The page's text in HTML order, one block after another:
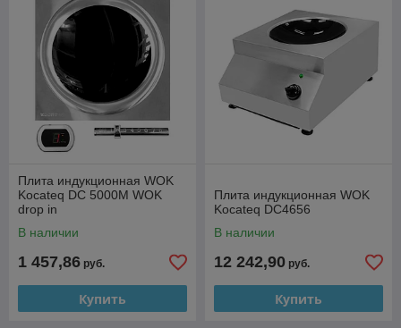
Плита индукционная WOK
Kocateq DC 5000M WOK
drop in
В наличии
1 457,86 руб.
Купить
Плита индукционная WOK
Kocateq DC4656
В наличии
12 242,90 руб.
Купить